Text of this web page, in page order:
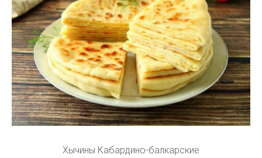
Хычины Кабардино-балкарские